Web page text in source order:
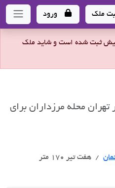
و مشاورین املاکملک ورود
بیش از 3 ماه پیش ثبت شده است و شاید ملک
در شهر تهران محله مرزداران برای
هفت تیر 170 متر